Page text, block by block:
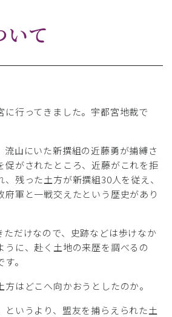
いて
に行ってきました。宇都宮地裁で
流山にいた新撰組の近藤勇が捕縛さ
促がされたところ、近藤がこれを拒
残った土方が新撰組30人を従え、
府軍と一戦交えたという歴史があり
ただけなので、史跡などは歩けなか
うに、赴く土地の来歴を調べるの
。
はどこへ向かおうとしたのか。
というより、盟友を捕らえられた土